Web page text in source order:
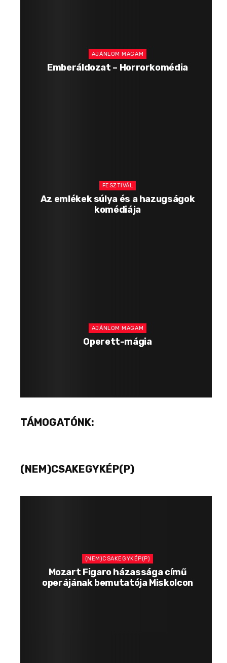
AJÁNLOM MAGAM
Emberáldozat – Horrorkomédia
FESZTIVÁL
Az emlékek súlya és a hazugságok
komédiája
AJÁNLOM MAGAM
Operett-mágia
TÁMOGATÓNK:
(NEM)CSAKEGYKÉP(P)
(NEM)CSAKEGYKÉP(P)
Mozart Figaro házassága című
operájának bemutatója Miskolcon